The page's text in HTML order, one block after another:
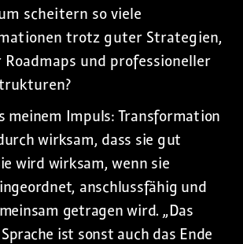
scheitern so viele
trotz guter Strategien,
Roadmaps und professioneller
meinem Impuls: Transformation
wirksam, dass sie gut
wird wirksam, wenn sie
anschlussfähig und
getragen wird. „Das
ist sonst auch das Ende